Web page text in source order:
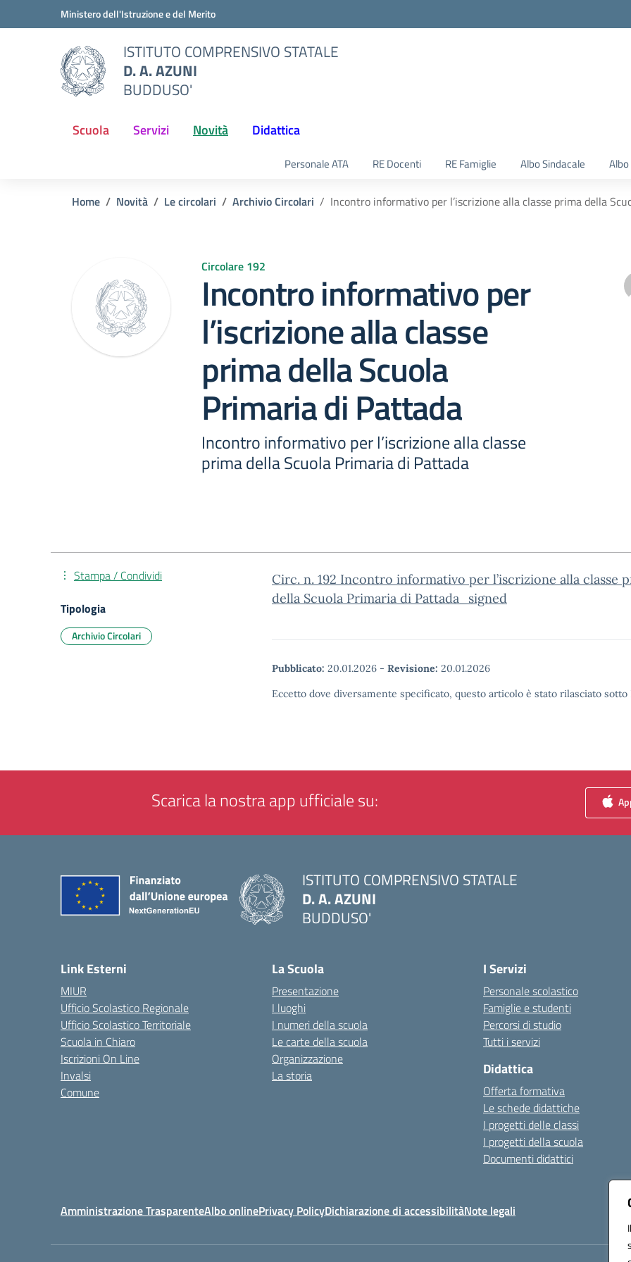
Vai ai contenuti
Vai al menu di navigazioneMinistero dell'Istruzione e del Merito
ISTITUTO COMPRENSIVO STATALE
D. A. AZUNI
BUDDUSO'
Scuola Servizi Novità Didattica
Personale ATA RE Docenti RE Famiglie Albo Sindacale
Home Novità Le circolari Archivio Circolari Incontro informativo per l’iscrizione alla classe prima della
Circolare 192
Incontro informativo per
l’iscrizione alla classe
prima della Scuola
Primaria di Pattada
Incontro informativo per l’iscrizione alla classe
prima della Scuola Primaria di Pattada
Circ. n. 192 Incontro informativo per l’iscrizione alla classe
della Scuola Primaria di Pattada_signed
Pubblicato: 20.01.2026 - Revisione: 20.01.2026
Eccetto dove diversamente specificato, questo articolo è stato rilasciato
Stampa / Condividi
Tipologia
Archivio Circolari
Scarica la nostra app ufficiale su:
ISTITUTO COMPRENSIVO STATALE
D. A. AZUNI
BUDDUSO'
Link Esterni
MIUR
Ufficio Scolastico Regionale
Ufficio Scolastico Territoriale
Scuola in Chiaro
Iscrizioni On Line
Invalsi
Comune
La Scuola
Presentazione
I luoghi
I numeri della scuola
Le carte della scuola
Organizzazione
La storia
I Servizi
Personale scolastico
Famiglie e studenti
Percorsi di studio
Tutti i servizi
Didattica
Offerta formativa
Le schede didattiche
I progetti delle classi
I progetti della scuola
Documenti didattici
Amministrazione TrasparenteAlbo onlinePrivacy PolicyDichiarazione di accessibilitàNote legali